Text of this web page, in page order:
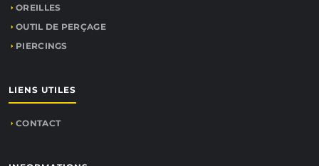
OREILLES
OUTIL DE PERÇAGE
PIERCINGS
LIENS UTILES
CONTACT